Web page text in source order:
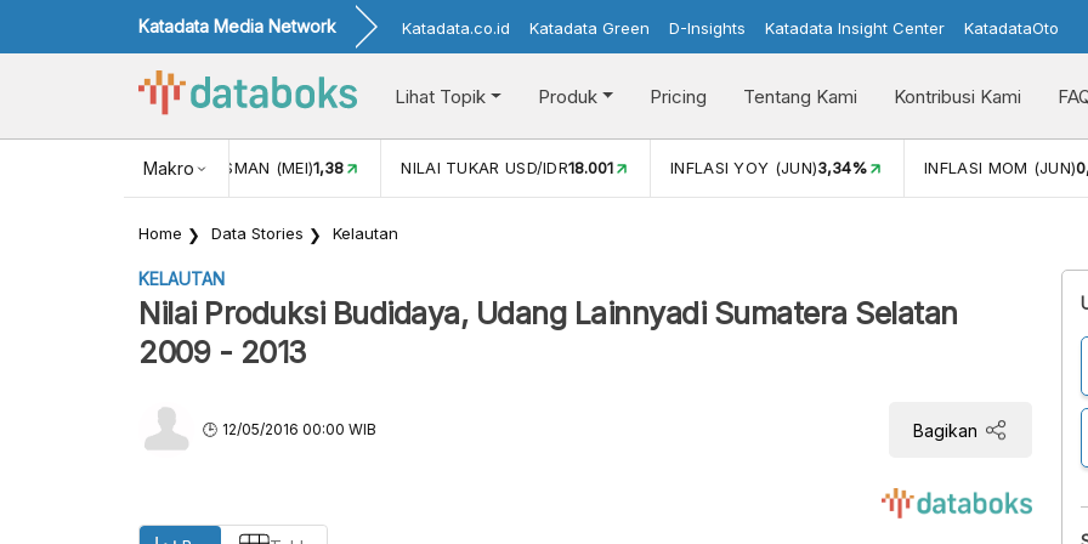
Katadata Media Network Katadata.co.id Katadata Green D-Insights Katadata Insight Center KatadataOto
Lihat Topik Produk Pricing Tentang Kami Kontribusi Kami
Makro
NILAI TUKAR USD/IDR18.001 INFLASI YOY (JUN)3,34% INFLASI MOM (JUN)0,44% PERTUMBUHAN
Home Data Stories Kelautan
KELAUTAN
Nilai Produksi Budidaya, Udang Lainnyadi Sumatera Selatan
2009 - 2013
12/05/2016 00:00 WIB Bagikan